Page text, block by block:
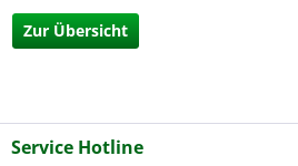
Zur Übersicht
Service Hotline